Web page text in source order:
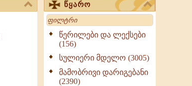
წყარო
Search
წერილები და ლექსები
(156)
სულიერი მდელო (3005)
მამობრივი დარიგებანი
(2390)